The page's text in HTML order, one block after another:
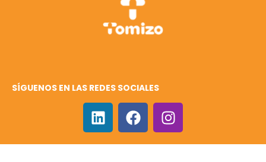
SÍGUENOS EN LAS REDES SOCIALES